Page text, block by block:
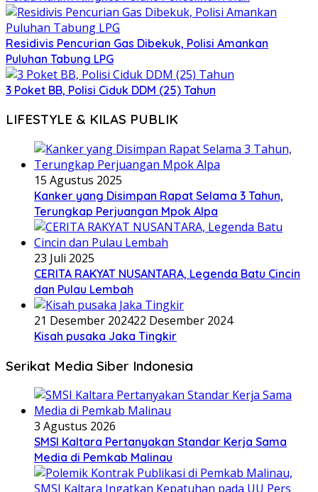
Residivis Pencurian Gas Dibekuk, Polisi Amankan
Puluhan Tabung LPG
3 Poket BB, Polisi Ciduk DDM (25) Tahun
LIFESTYLE & KILAS PUBLIK
15 Agustus 2025
Kanker yang Disimpan Rapat Selama 3 Tahun,
Terungkap Perjuangan Mpok Alpa
23 Juli 2025
CERITA RAKYAT NUSANTARA, Legenda Batu Cincin
dan Pulau Lembah
21 Desember 202422 Desember 2024
Kisah pusaka Jaka Tingkir
Serikat Media Siber Indonesia
3 Agustus 2026
SMSI Kaltara Pertanyakan Standar Kerja Sama
Media di Pemkab Malinau